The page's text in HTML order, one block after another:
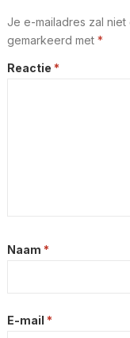
Je e-mailadres zal
gemarkeerd met *
Reactie *
Naam *
E-mail *